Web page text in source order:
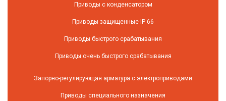
Приводы с конденсатором
Приводы защищенные IP 66
Приводы быстрого срабатывания
Приводы очень быстрого срабатывания
Запорно-регулирующая арматура с электроприводами
Приводы специального назначения